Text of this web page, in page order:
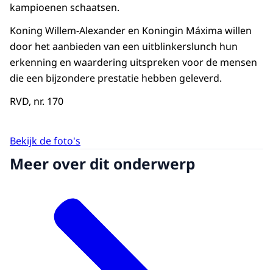
kampioenen schaatsen.
Koning Willem-Alexander en Koningin Máxima willen
door het aanbieden van een uitblinkerslunch hun
erkenning en waardering uitspreken voor de mensen
die een bijzondere prestatie hebben geleverd.
RVD, nr. 170
Bekijk de foto's
Meer over dit onderwerp